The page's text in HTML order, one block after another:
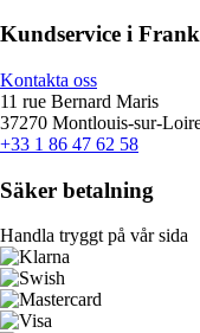
Kundservice i
Kontakta oss
11 rue Bernard Maris
37270 Montlouis-sur-
+33 1 86 47 62 58
Säker betalning
Handla tryggt på vår sida